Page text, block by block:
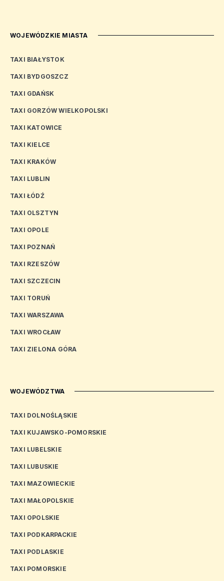
WOJEWÓDZKIE MIASTA
TAXI BIAŁYSTOK
TAXI BYDGOSZCZ
TAXI GDAŃSK
TAXI GORZÓW WIELKOPOLSKI
TAXI KATOWICE
TAXI KIELCE
TAXI KRAKÓW
TAXI LUBLIN
TAXI ŁÓDŹ
TAXI OLSZTYN
TAXI OPOLE
TAXI POZNAŃ
TAXI RZESZÓW
TAXI SZCZECIN
TAXI TORUŃ
TAXI WARSZAWA
TAXI WROCŁAW
TAXI ZIELONA GÓRA
WOJEWÓDZTWA
TAXI DOLNOŚLĄSKIE
TAXI KUJAWSKO-POMORSKIE
TAXI LUBELSKIE
TAXI LUBUSKIE
TAXI MAZOWIECKIE
TAXI MAŁOPOLSKIE
TAXI OPOLSKIE
TAXI PODKARPACKIE
TAXI PODLASKIE
TAXI POMORSKIE